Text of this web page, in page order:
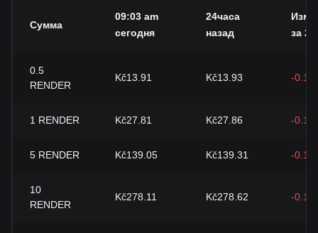
Сумма
09:03 am
сегодня
24часа
назад
за 24
0.5
RENDER
Kč13.91 Kč13.93 -
1 RENDER Kč27.81 Kč27.86 -
5 RENDER Kč139.05 Kč139.31 -
10
RENDER
Kč278.11 Kč278.62 -